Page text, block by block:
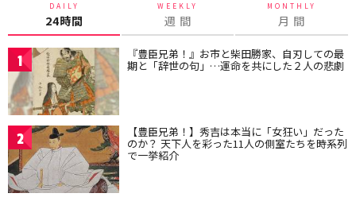
DAILY
24時間
WEEKLY
週 間
MONTHLY
月 間
1 『豊臣兄弟！』お市と柴田勝家、自刃しての最
期と「辞世の句」…運命を共にした２人の悲劇
2 【豊臣兄弟！】秀吉は本当に「女狂い」だった
のか？ 天下人を彩った11人の側室たちを時系列
で一挙紹介